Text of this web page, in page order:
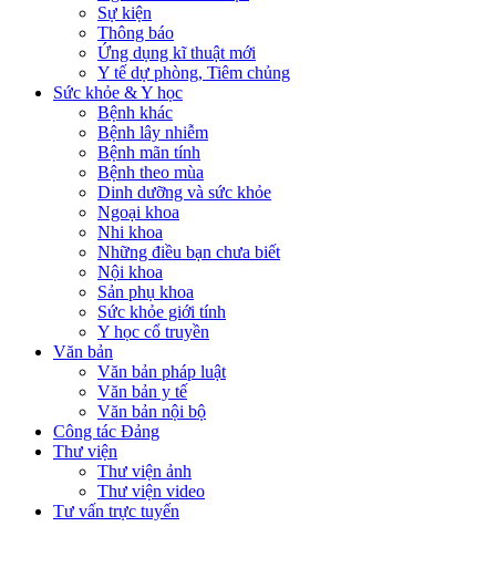
Sự kiện
Thông báo
Ứng dụng kĩ thuật mới
Y tế dự phòng, Tiêm chủng
Sức khỏe & Y học
Bệnh khác
Bệnh lây nhiễm
Bệnh mãn tính
Bệnh theo mùa
Dinh dưỡng và sức khỏe
Ngoại khoa
Nhi khoa
Những điều bạn chưa biết
Nội khoa
Sản phụ khoa
Sức khỏe giới tính
Y học cổ truyền
Văn bản
Văn bản pháp luật
Văn bản y tế
Văn bản nội bộ
Công tác Đảng
Thư viện
Thư viện ảnh
Thư viện video
Tư vấn trực tuyến